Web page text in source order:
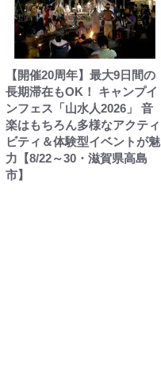
【開催20周年】最大9日間の
長期滞在もOK！ キャンプイ
ンフェス「山水人2026」 音
楽はもちろん多様なアクティ
ビティ＆体験型イベントが魅
力【8/22～30・滋賀県高島
市】